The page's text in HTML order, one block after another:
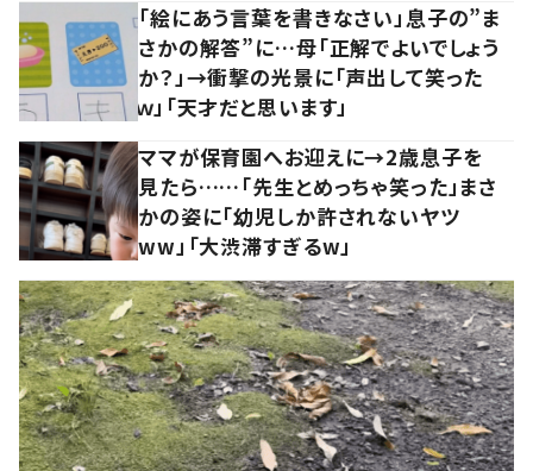
「絵にあう言葉を書きなさい」息子の”ま
さかの解答”に…母「正解でよいでしょう
か？」→衝撃の光景に「声出して笑った
ｗ」「天才だと思います」
ママが保育園へお迎えに→2歳息子を
見たら……「先生とめっちゃ笑った」まさ
かの姿に「幼児しか許されないヤツ
ww」「大渋滞すぎるw」